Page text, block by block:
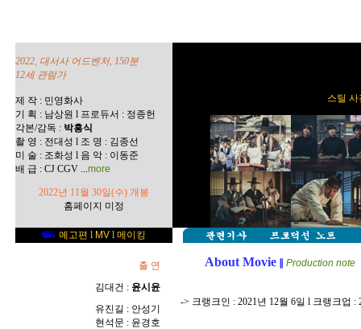
2022, 대서사 어드벤처, 150분
12세 관람가
제 작 : 민영화사
기 획 : 남상원 l 프로듀서 : 정종헌
각본/감독 : 박흥식
촬 영 : 전대성 l 조 명 : 김종선
미 술 : 조화성 l 음 악 : 이동준
배 급 : CJ CGV ...more
2022년 11월 30일(수) 개봉
홈페이지 미정
스틸
예고편 l MV l 메이킹
출 연
김대건 : 윤시윤
유진길 : 안성기
현석문 : 윤경호
About Movie∥ Production note
-> 크랭크인 : 2021년 12월 6일 l 크랭크업 :